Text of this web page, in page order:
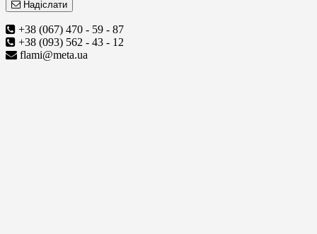
Надіслати
+38 (067) 470 - 59 - 87
+38 (093) 562 - 43 - 12
flami@meta.ua